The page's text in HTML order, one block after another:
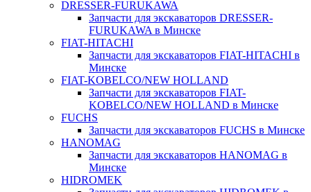
DRESSER-FURUKAWA
Запчасти для экскаваторов DRESSER-
FURUKAWA в Минске
FIAT-HITACHI
Запчасти для экскаваторов FIAT-HITACHI в
Минске
FIAT-KOBELCO/NEW HOLLAND
Запчасти для экскаваторов FIAT-
KOBELCO/NEW HOLLAND в Минске
FUCHS
Запчасти для экскаваторов FUCHS в Минске
HANOMAG
Запчасти для экскаваторов HANOMAG в
Минске
HIDROMEK